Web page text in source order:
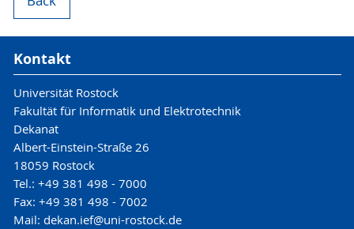
Kontakt
Universität Rostock
Fakultät für Informatik und Elektrotechnik
Dekanat
Albert-Einstein-Straße 26
18059 Rostock
Tel.: +49 381 498 - 7000
Fax: +49 381 498 - 7002
Mail: dekan.ief@uni-rostock.de